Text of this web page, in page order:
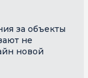
за объекты
не
новой